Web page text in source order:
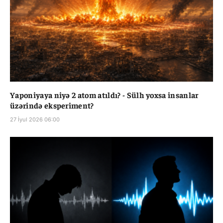
Yaponiyaya niyə 2 atom atıldı? - Sülh yoxsa insanlar
üzərində eksperiment?
27 İyul 2026 06:00